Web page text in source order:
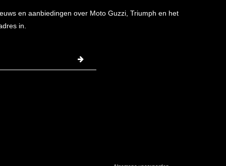
en aanbiedingen over Moto Guzzi, Triumph en het
in.